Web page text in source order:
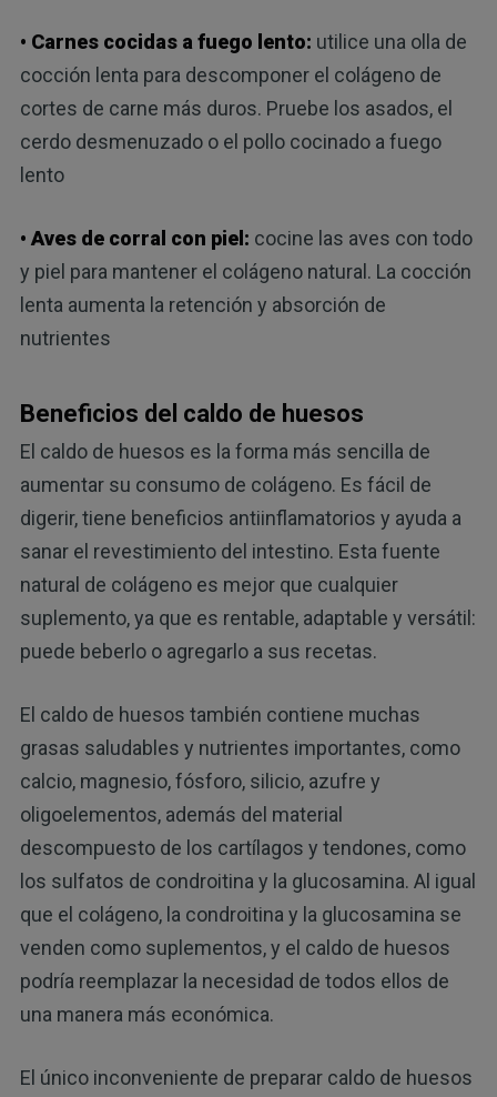
• Carnes cocidas a fuego lento: utilice una olla de
cocción lenta para descomponer el colágeno de
cortes de carne más duros. Pruebe los asados, el
cerdo desmenuzado o el pollo cocinado a fuego
lento
• Aves de corral con piel: cocine las aves con todo
y piel para mantener el colágeno natural. La cocción
lenta aumenta la retención y absorción de
nutrientes
Beneficios del caldo de huesos
El caldo de huesos es la forma más sencilla de
aumentar su consumo de colágeno. Es fácil de
digerir, tiene beneficios antiinflamatorios y ayuda a
sanar el revestimiento del intestino. Esta fuente
natural de colágeno es mejor que cualquier
suplemento, ya que es rentable, adaptable y versátil:
puede beberlo o agregarlo a sus recetas.
El caldo de huesos también contiene muchas
grasas saludables y nutrientes importantes, como
calcio, magnesio, fósforo, silicio, azufre y
oligoelementos, además del material
descompuesto de los cartílagos y tendones, como
los sulfatos de condroitina y la glucosamina. Al igual
que el colágeno, la condroitina y la glucosamina se
venden como suplementos, y el caldo de huesos
podría reemplazar la necesidad de todos ellos de
una manera más económica.
El único inconveniente de preparar caldo de huesos